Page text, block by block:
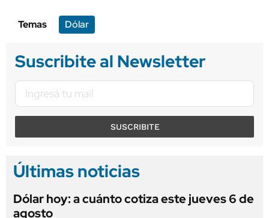
Temas Dólar
Suscribite al Newsletter
SUSCRIBITE
Últimas noticias
Dólar hoy: a cuánto cotiza este jueves 6 de
agosto